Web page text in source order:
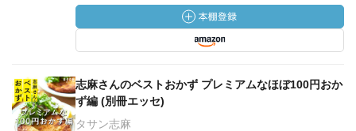
志麻さんのベストおかず プレミアムなほぼ100円おか
ず編 (別冊エッセ)
タサン志麻